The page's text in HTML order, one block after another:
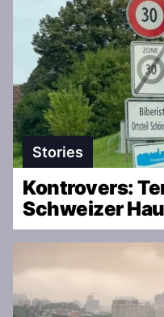
Stories
Kontrovers:
Schweizer